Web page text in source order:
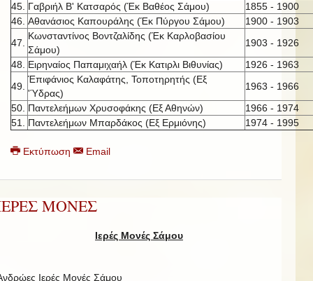
45. Γαβριήλ Β' Κατσαρός (Έκ Βαθέος Σάμου)
1855 - 1900
46. Αθανάσιος Καπουράλης (Έκ Πύργου Σάμου)
1900 - 1903
47.
Κωνσταντίνος Βοντζαλίδης (Έκ Καρλοβασίου
Σάμου)
1903 - 1926
48.
Ειρηναίος Παπαμιχαήλ (Έκ Κατιρλι Βιθυνίας)
1926 - 1963
49.
Έπιφάνιος Καλαφάτης, Τοποτηρητής (Εξ
'Ύδρας)
1963 - 1966
50. Παντελεήμων Χρυσοφάκης (Εξ Αθηνών)
1966 - 1974
51.
Παντελεήμων Μπαρδάκος (Εξ Ερμιόνης) 1974 - 1995
Εκτύπωση Email
ΜΟΝΕΣ
Ιερές Μονές Σάμου
Ιερές Μονές Σάμου